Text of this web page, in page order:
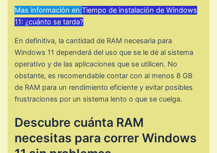
Mas información en:Tiempo de instalación de Windows
11: ¿cuánto se tarda?
En definitiva, la cantidad de RAM necesaria para
Windows 11 dependerá del uso que se le dé al sistema
operativo y de las aplicaciones que se utilicen. No
obstante, es recomendable contar con al menos 8 GB
de RAM para un rendimiento eficiente y evitar posibles
frustraciones por un sistema lento o que se cuelga.
Descubre cuánta RAM
necesitas para correr Windows